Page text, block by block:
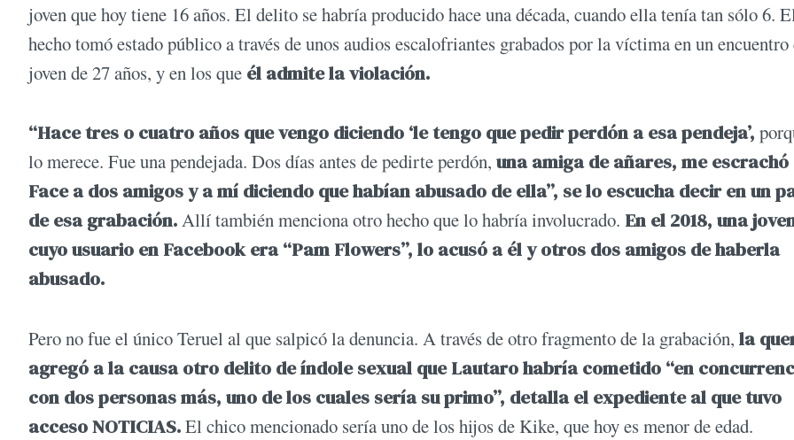
joven que hoy tiene 16 años. El delito se habría producido hace una década, cuando ella tenía tan sólo 6.
hecho tomó estado público a través de unos audios escalofriantes grabados por la víctima en un
joven de 27 años, y en los que él admite la violación.
“Hace tres o cuatro años que vengo diciendo ‘le tengo que pedir perdón a esa pendeja’,
lo merece. Fue una pendejada. Dos días antes de pedirte perdón, una amiga de añares, me escrachó
Face a dos amigos y a mí diciendo que habían abusado de ella”, se lo escucha decir en un
de esa grabación.Allí también menciona otro hecho que lo habría involucrado. En el 2018, una
cuyo usuario en Facebook era “Pam Flowers”, lo acusó a él y otros dos amigos de haberla
abusado.
Pero no fue el único Teruel al que salpicó la denuncia. A través de otro fragmento de la grabación, la
agregó a la causa otro delito de índole sexual que Lautaro habría cometido “en
con dos personas más, uno de los cuales sería su primo”, detalla el expediente al que tuvo
acceso NOTICIAS.El chico mencionado sería uno de los hijos de Kike, que hoy es menor de edad.